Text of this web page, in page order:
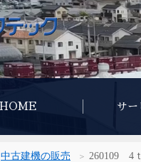
HOME サー
中古建機の販売 260109 4